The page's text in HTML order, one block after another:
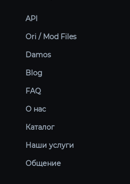
API
Ori / Mod Files
Damos
Blog
FAQ
О нас
Каталог
Наши услуги
Общение